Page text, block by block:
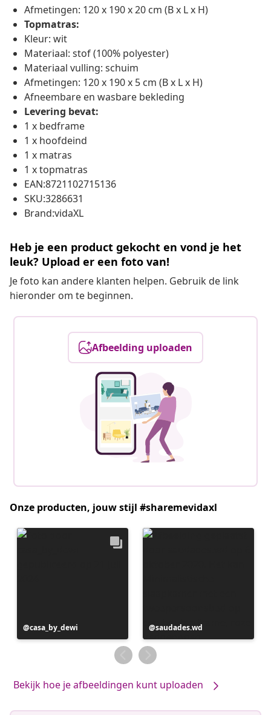
Afmetingen: 120 x 190 x 20 cm (B x L x H)
Topmatras:
Kleur: wit
Materiaal: stof (100% polyester)
Materiaal vulling: schuim
Afmetingen: 120 x 190 x 5 cm (B x L x H)
Afneembare en wasbare bekleding
Levering bevat:
1 x bedframe
1 x hoofdeind
1 x matras
1 x topmatras
EAN:8721102715136
SKU:3286631
Brand:vidaXL
Heb je een product gekocht en vond je het
leuk? Upload er een foto van!
Je foto kan andere klanten helpen. Gebruik de link
hieronder om te beginnen.
Afbeelding uploaden
Onze producten, jouw stijl #sharemevidaxl
Bericht
gepubliceerd
casa_by_dewi
Bericht
gepubliceerd
door
saudades.wd
Bekijk hoe je afbeeldingen kunt uploaden